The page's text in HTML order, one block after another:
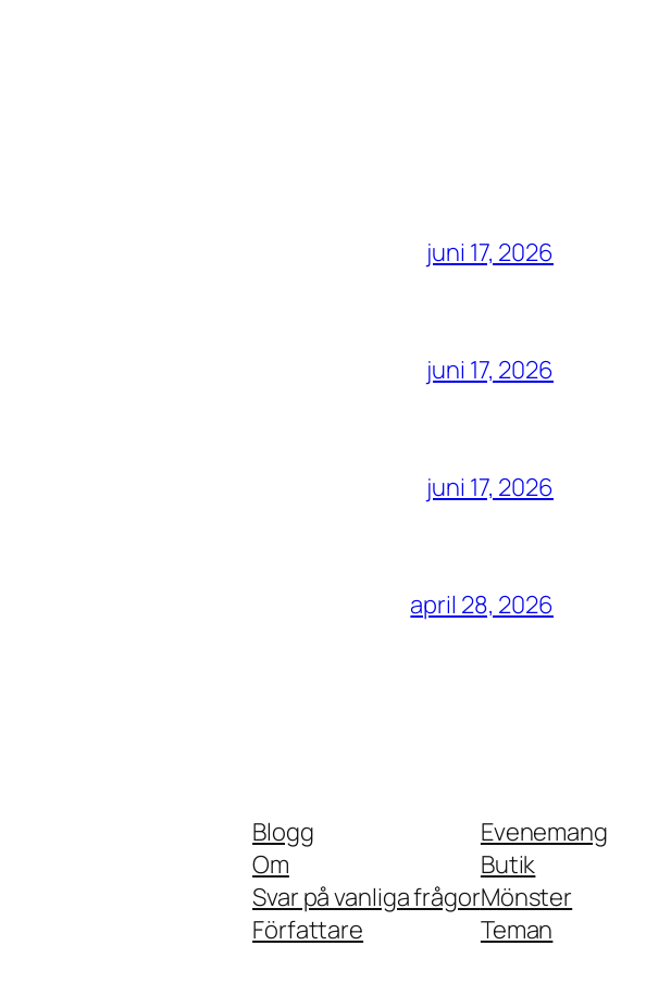
juni 17, 2026
juni 17, 2026
juni 17, 2026
april 28, 2026
Blogg
Om
Svar på vanliga frågor
Författare
Evenemang
Butik
Mönster
Teman